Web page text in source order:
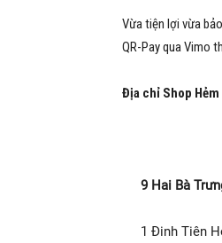
Vừa tiện lợi vừa
QR-Pay qua Vimo
Địa chỉ Shop
9 Hai Bà
1 Đinh Tiên